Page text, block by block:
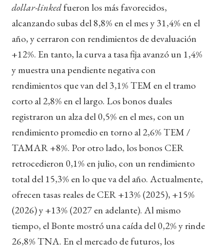
dollar-linkedfueron los más favorecidos,
alcanzando subas del 8,8% en el mes y 31,4% en el
año, y cerraron con rendimientos de devaluación
+12%. En tanto, la curva a tasa fija avanzó un 1,4%
y muestra una pendiente negativa con
rendimientos que van del 3,1% TEM en el tramo
corto al 2,8% en el largo. Los bonos duales
registraron un alza del 0,5% en el mes, con un
rendimiento promedio en torno al 2,6% TEM /
TAMAR +8%. Por otro lado, los bonos CER
retrocedieron 0,1% en julio, con un rendimiento
total del 15,3% en lo que va del año. Actualmente,
ofrecen tasas reales de CER +13% (2025), +15%
(2026) y +13% (2027 en adelante). Al mismo
tiempo, el Bonte mostró una caída del 0,2% y rinde
26,8% TNA. En el mercado de futuros, los